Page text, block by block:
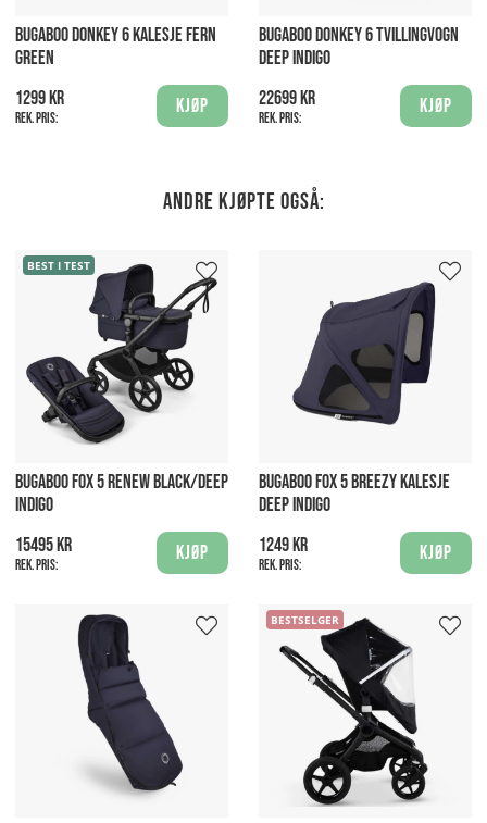
BUGABOO DONKEY 6 KALESJE FERN
GREEN
1299 kr
Rek. pris:
Kjøp
BUGABOO DONKEY 6 TVILLINGVOGN
DEEP INDIGO
22699 kr
Rek. pris:
Kjøp
Andre kjøpte også:
BEST I TEST
BUGABOO FOX 5 RENEW BLACK/DEEP
INDIGO
15495 kr
Rek. pris:
Kjøp
BUGABOO FOX 5 BREEZY KALESJE
DEEP INDIGO
1249 kr
Rek. pris:
Kjøp
BESTSELGER